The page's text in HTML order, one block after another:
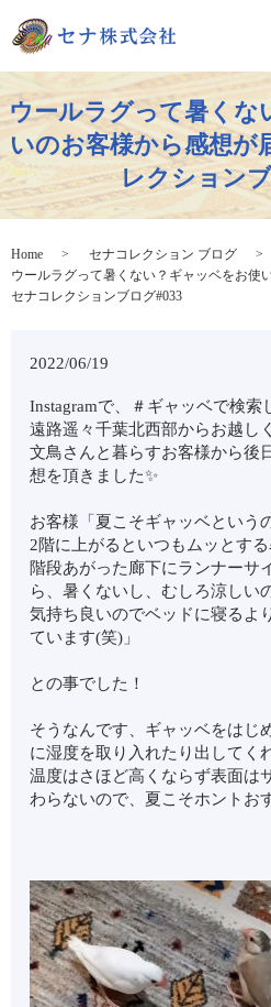
ウールラグって暑くな
いのお客様から感想が
レクション
Home
セナコレクション ブログ
ウールラグって暑くない？ギャッベをお使
セナコレクションブログ#033
2022/06/19
Instagramで、＃ギャッベで検索
遠路遥々千葉北西部からお越し
文鳥さんと暮らすお客様から後
想を頂きました✨
お客様「夏こそギャッベという
2階に上がるといつもムッとする
階段あがった廊下にランナーサ
ら、暑くないし、むしろ涼しい
気持ち良いのでベッドに寝るよ
ています(笑)」
との事でした！
そうなんです、ギャッベをはじ
に湿度を取り入れたり出してく
温度はさほど高くならず表面は
わらないので、夏こそホントお